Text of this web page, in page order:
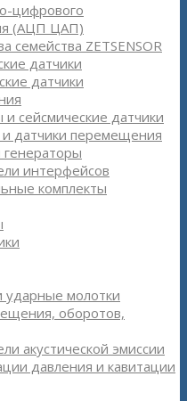
цифрового
(АЦП ЦАП)
семейства ZETSENSOR
датчики
датчики
сейсмические датчики
датчики перемещения
интерфейсов
комплекты
ударные молотки
оборотов,
акустической эмиссии
давления и кавитации